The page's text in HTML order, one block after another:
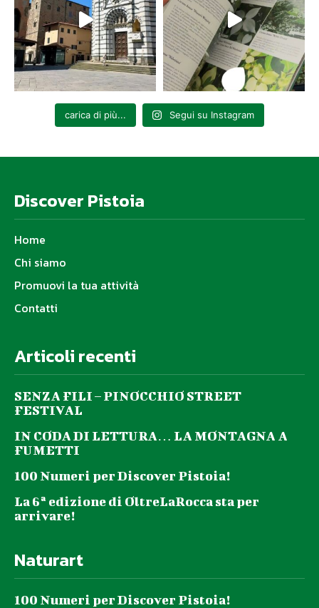
carica di più... Segui su Instagram
Discover Pistoia
Home
Chi siamo
Promuovi la tua attività
Contatti
Articoli recenti
SENZA FILI – PINOCCHIO STREET
FESTIVAL
IN CODA DI LETTURA… LA MONTAGNA A
FUMETTI
100 Numeri per Discover Pistoia!
La 6ª edizione di OltreLaRocca sta per
arrivare!
Naturart
100 Numeri per Discover Pistoia!